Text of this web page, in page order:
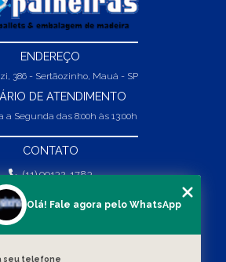
ENDEREÇO
386 - Sertãozinho, Mauá - SP
DE ATENDIMENTO
a Segunda das 8:00h às 13:00h
CONTATO
(11) 99132-1783
(11) 99132-1783
Olá! Fale agora pelo WhatsApp
seu telefone